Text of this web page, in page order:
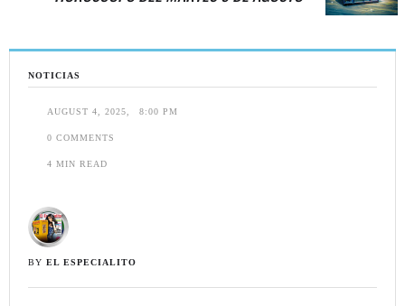
NOTICIAS
AUGUST 4, 2025, 8:00 PM
0 COMMENTS
4 MIN READ
BY EL ESPECIALITO